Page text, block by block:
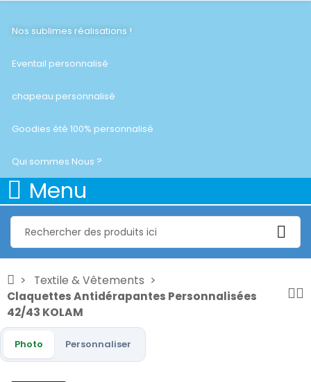
Nos sublimes réalisations !
Eventail personnalisé
chapeau personnalisé
Goodies été 100% personnalisé
Qui sommes Nous ?
Menu
Textile & Vêtements
Claquettes Antidérapantes Personnalisées
42/43 KOLAM
Photo Personnaliser